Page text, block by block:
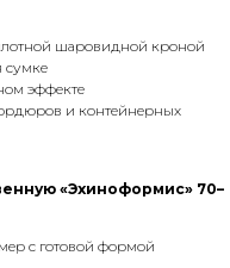
шаровидной кроной
сумке
эффекте
и контейнерных
«Эхиноформис» 70–
с готовой формой